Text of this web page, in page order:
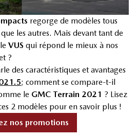
regorge de modèles tous
les autres. Mais devant tant de
VUS qui répond le mieux à nos
?
des caractéristiques et avantages
; comment se compare-t-il
le GMC Terrain 2021 ? Lisez
2 modèles pour en savoir plus !
nos promotions